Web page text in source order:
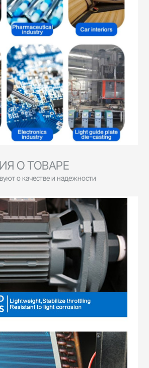
О ТОВАРЕ
о качестве и надежности